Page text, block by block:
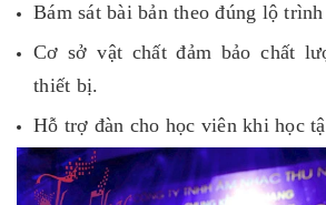
Bám sát bài bản theo đúng lộ
Cơ sở vật chất đảm bảo chất
thiết bị.
Hỗ trợ đàn cho học viên khi học